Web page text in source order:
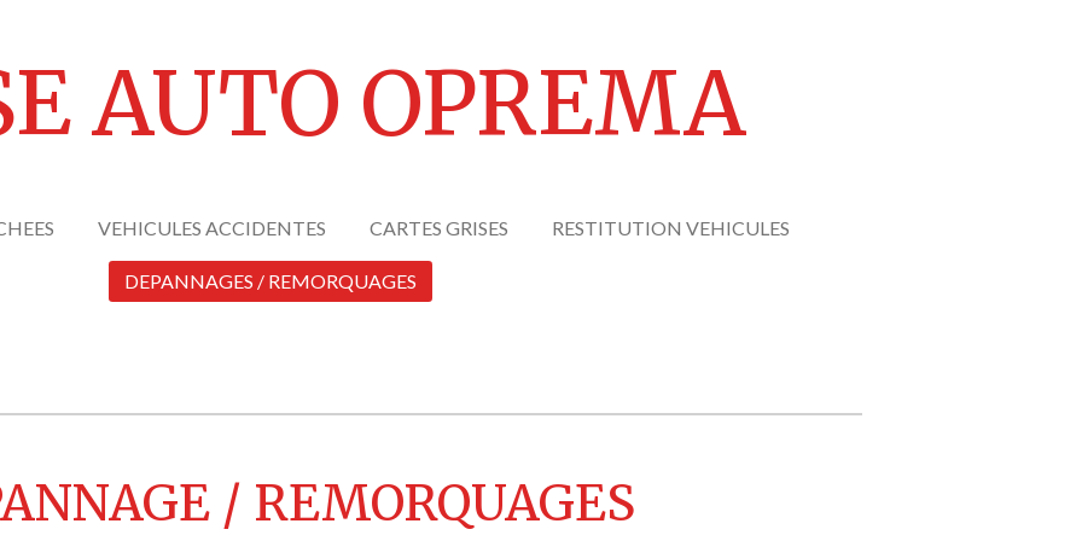
AUTO OPREMA
VEHICULES ACCIDENTES CARTES GRISES RESTITUTION VEHICULES
DEPANNAGES / REMORQUAGES
/ REMORQUAGES